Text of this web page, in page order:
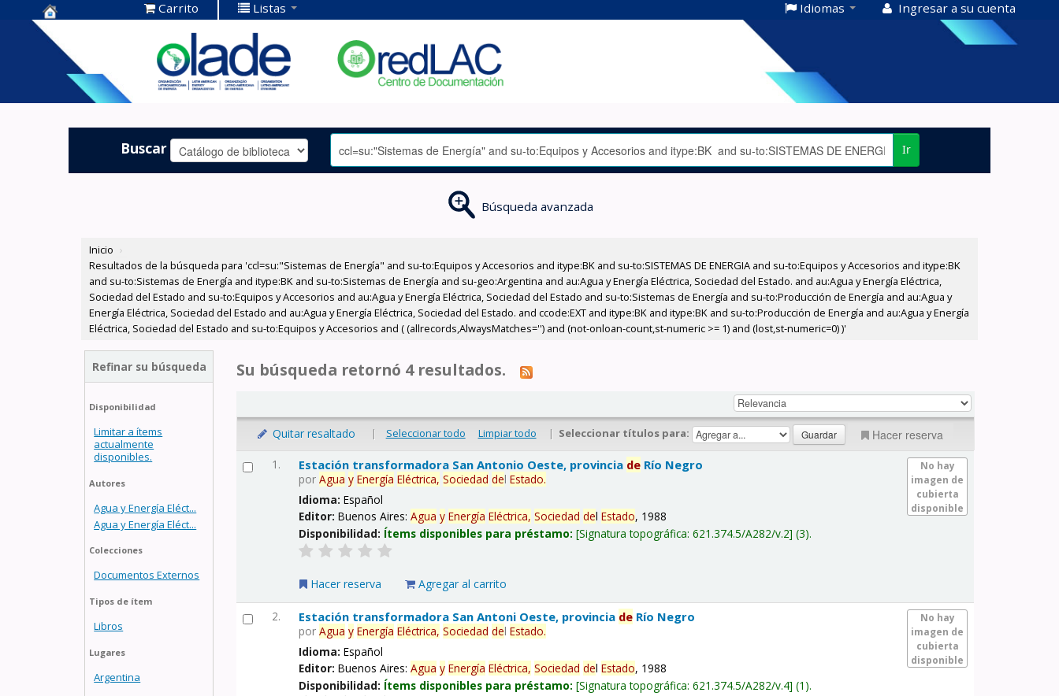
Centro de
Documentación
OLADE -
Carrito Listas Idiomas Ingresar a su cuenta
Buscar Ir
Búsqueda avanzada
Inicio ›
Resultados de la búsqueda para 'ccl=su:"Sistemas de Energía" and su-to:Equipos y Accesorios and itype:BK and su-to:SISTEMAS DE ENERGIA and su-to:Equipos y Accesorios and itype:BK
and su-to:Sistemas de Energía and itype:BK and su-to:Sistemas de Energía and su-geo:Argentina and au:Agua y Energía Eléctrica, Sociedad del Estado. and au:Agua y Energía Eléctrica,
Sociedad del Estado and su-to:Equipos y Accesorios and au:Agua y Energía Eléctrica, Sociedad del Estado and su-to:Sistemas de Energía and su-to:Producción de Energía and au:Agua y
Energía Eléctrica, Sociedad del Estado and au:Agua y Energía Eléctrica, Sociedad del Estado. and ccode:EXT and itype:BK and itype:BK and su-to:Producción de Energía and au:Agua y Energía
Eléctrica, Sociedad del Estado and su-to:Equipos y Accesorios and ( (allrecords,AlwaysMatches='') and (not-onloan-count,st-numeric >= 1) and (lost,st-numeric=0) )'
Refinar su búsqueda
Disponibilidad
Limitar a ítems
actualmente
disponibles.
Autores
Agua y Energía Eléct...
Agua y Energía Eléct...
Colecciones
Documentos Externos
Tipos de ítem
Libros
Lugares
Argentina
Su búsqueda retornó 4 resultados.
Quitar resaltado | Seleccionar todo Limpiar todo | Seleccionar títulos para: Hacer reserva
1.
No hay
imagen de
cubierta
disponible
Estación transformadora San Antonio Oeste, provincia de Río Negro
porAgua y Energía Eléctrica, Sociedad delEstado.
Idioma:Español
Editor:Buenos Aires:Agua y Energía Eléctrica, Sociedad delEstado, 1988
Disponibilidad: Ítems disponibles para préstamo: Signatura topográfica:621.374.5/A282/v.2 (3).
Hacer reserva Agregar al carrito
2.
No hay
imagen de
cubierta
disponible
Estación transformadora San Antoni Oeste, provincia de Río Negro
porAgua y Energía Eléctrica, Sociedad delEstado.
Idioma:Español
Editor:Buenos Aires:Agua y Energía Eléctrica, Sociedad delEstado, 1988
Disponibilidad: Ítems disponibles para préstamo: Signatura topográfica:621.374.5/A282/v.4 (1).